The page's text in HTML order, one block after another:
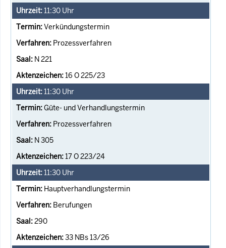
11:30 Uhr
Verkündungstermin
Prozessverfahren
N 221
16 O 225/23
11:30 Uhr
Güte- und Verhandlungstermin
Prozessverfahren
N 305
17 O 223/24
11:30 Uhr
Hauptverhandlungstermin
Berufungen
290
33 NBs 13/26